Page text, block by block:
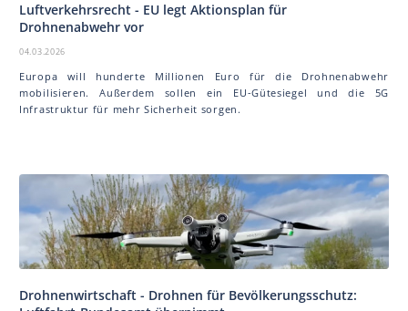
Luftverkehrsrecht - EU legt Aktionsplan für
Drohnenabwehr vor
04.03.2026
Europa will hunderte Millionen Euro für die Drohnenabwehr
mobilisieren. Außerdem sollen ein EU-Gütesiegel und die 5G
Infrastruktur für mehr Sicherheit sorgen.
Drohnenwirtschaft - Drohnen für Bevölkerungsschutz: